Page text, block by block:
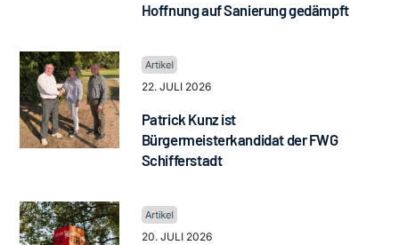
Hoffnung auf Sanierung gedämpft
22. JULI 2026
Patrick Kunz ist
Bürgermeisterkandidat der FWG
Schifferstadt
20. JULI 2026